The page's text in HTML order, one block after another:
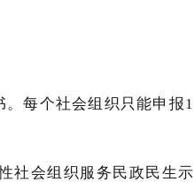
。每个社会组织只能申报1
社会组织服务民政民生示